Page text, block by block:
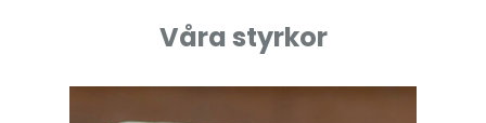
Våra styrkor